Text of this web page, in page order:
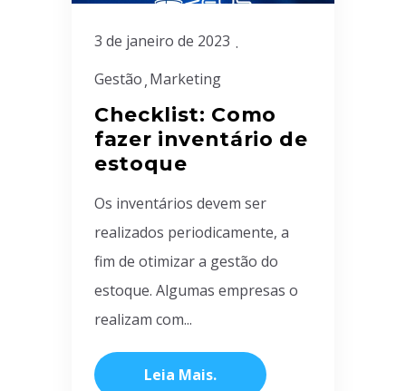
3 de janeiro de 2023
Gestão Marketing
Checklist: Como
fazer inventário de
estoque
Os inventários devem ser
realizados periodicamente, a
fim de otimizar a gestão do
estoque. Algumas empresas o
realizam com...
Leia Mais